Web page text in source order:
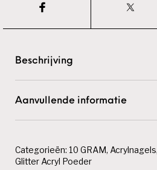
Beschrijving
Aanvullende informatie
Categorieën: 10 GRAM, Acrylnagels,
Glitter Acryl Poeder